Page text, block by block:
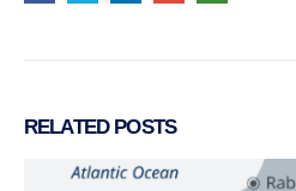
RELATED POSTS